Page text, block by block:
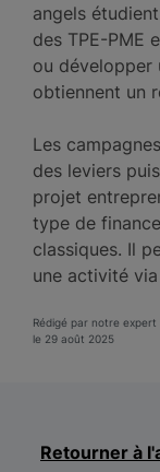
angels
des TPE-PME
ou développer
obtiennent un
Les
des leviers
projet
type de
classiques. Il
une activité
Rédigé par notre
le 29 août 2025
Retourner à